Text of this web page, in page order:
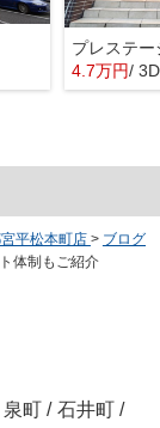
プレステー
4.7万円/
平松本町店 > ブログ
体制もご紹介
泉町 / 石井町 /